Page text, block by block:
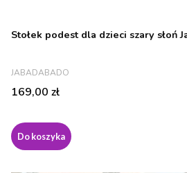
Stołek podest dla dzieci szary słoń
PRODUCENT
JABADABADO
Cena
169,00 zł
Do koszyka